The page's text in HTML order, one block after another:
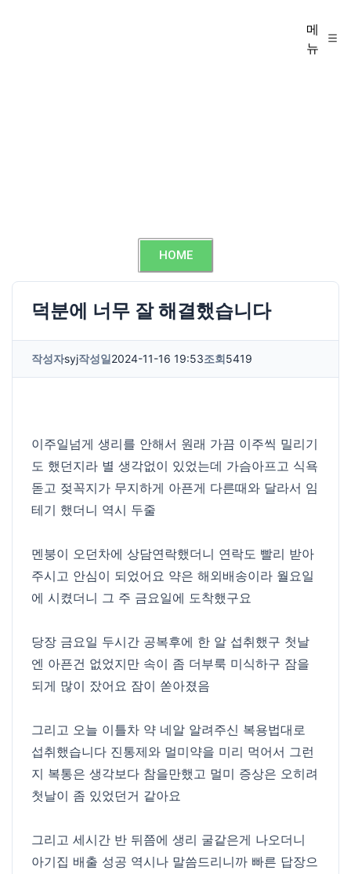
메
뉴
HOME
덕분에 너무 잘 해결했습니다
작성자syj작성일2024-11-16 19:53조회5419
이주일넘게 생리를 안해서 원래 가끔 이주씩 밀리기
도 했던지라 별 생각없이 있었는데 가슴아프고 식욕
돋고 젖꼭지가 무지하게 아픈게 다른때와 달라서 임
테기 했더니 역시 두줄
멘붕이 오던차에 상담연락했더니 연락도 빨리 받아
주시고 안심이 되었어요 약은 해외배송이라 월요일
에 시켰더니 그 주 금요일에 도착했구요
당장 금요일 두시간 공복후에 한 알 섭취했구 첫날
엔 아픈건 없었지만 속이 좀 더부룩 미식하구 잠을
되게 많이 잤어요 잠이 쏟아졌음
그리고 오늘 이틀차 약 네알 알려주신 복용법대로
섭취했습니다 진통제와 멀미약을 미리 먹어서 그런
지 복통은 생각보다 참을만했고 멀미 증상은 오히려
첫날이 좀 있었던거 같아요
그리고 세시간 반 뒤쯤에 생리 굴같은게 나오더니
아기집 배출 성공 역시나 말씀드리니까 빠른 답장으